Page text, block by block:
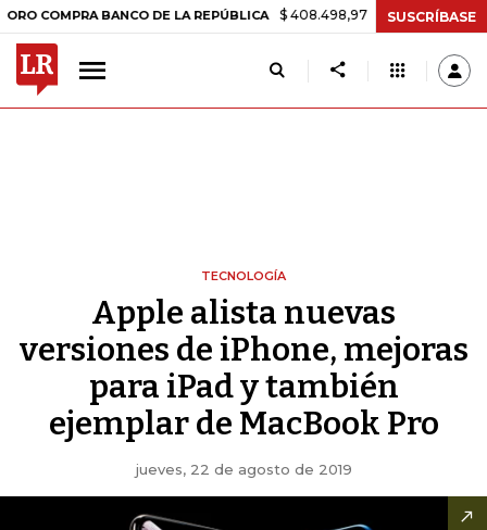
BANCO DE LA REPÚBLICA $ 408.498,97 +$ 8.753,81 +2,19%
SUSCRÍBASE
TECNOLOGÍA
Apple alista nuevas
versiones de iPhone, mejoras
para iPad y también
ejemplar de MacBook Pro
jueves, 22 de agosto de 2019